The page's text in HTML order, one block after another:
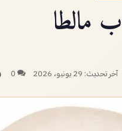
مالطا
آخر تحديث: 29 يونيو، 2026 0